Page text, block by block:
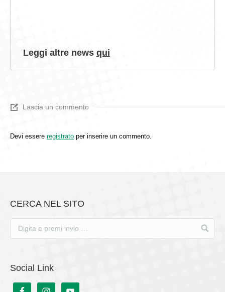
Leggi altre news qui
Lascia un commento
Devi essere registrato per inserire un commento.
CERCA NEL SITO
Social Link